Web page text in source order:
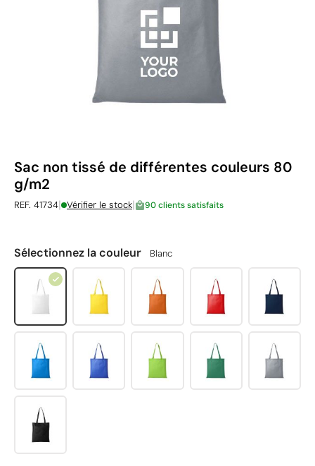
Sac non tissé de différentes couleurs 80
g/m2
REF. 41734| Vérifier le stock| 90 clients satisfaits
Sélectionnez la couleur Blanc